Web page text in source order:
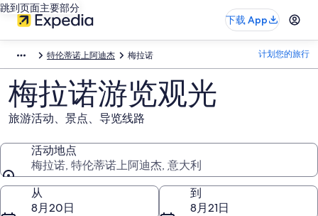
跳到页面主要部分
下载 App
特伦蒂诺上阿迪杰 梅拉诺 计划您的旅行
梅拉诺游览观光
旅游活动、景点、导览线路
活动地点
梅拉诺, 特伦蒂诺上阿迪杰, 意大利
活动地点
从
8月20日
到
8月21日